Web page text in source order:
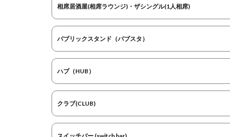
相席居酒屋(相席ラウンジ)・ザシングル(1人相席)
パブリックスタンド（パブスタ）
ハブ（HUB）
クラブ(CLUB)
スイッチバー (switch bar)